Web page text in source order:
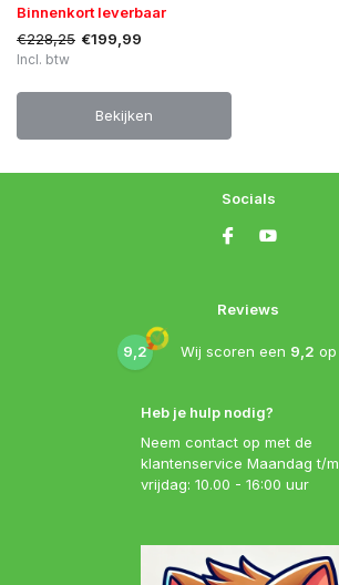
Binnenkort leverbaar
€228,25 €199,99
Incl. btw
Bekijken
Heb je hulp nodig?
Neem contact op met de
klantenservice Maandag t/m
vrijdag: 10.00 - 16:00 uur
Reviews
9,2 Wij scoren een 9,2 op
Socials